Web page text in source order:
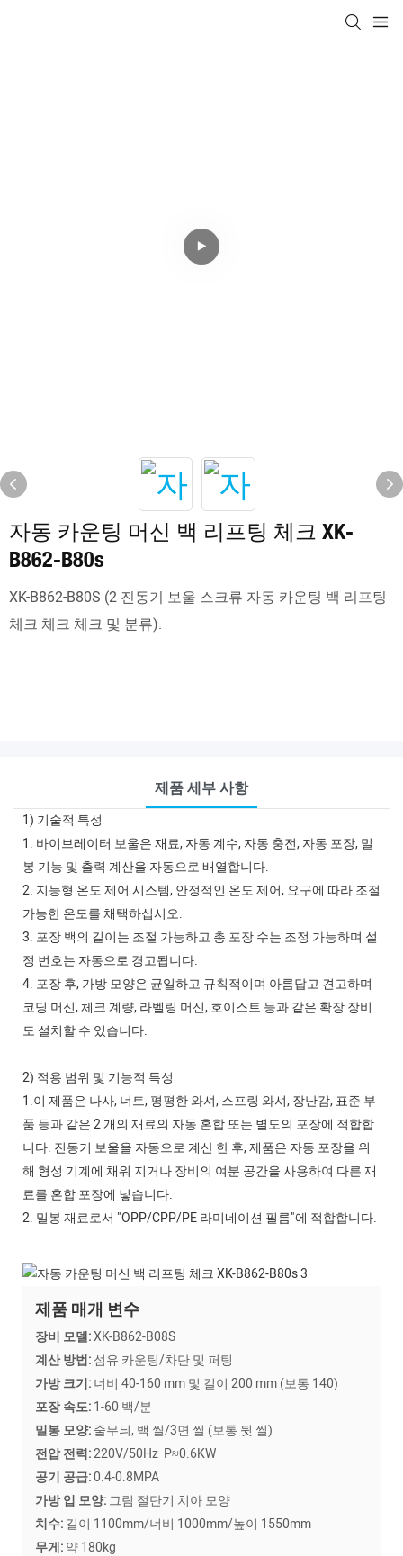
자동 카운팅 머신 백 리프팅 체크 XK-
B862-B80s
XK-B862-B80S (2 진동기 보울 스크류 자동 카운팅 백 리프팅
체크 체크 체크 및 분류).
제품 세부 사항
1) 기술적 특성
1. 바이브레이터 보울은 재료, 자동 계수, 자동 충전, 자동 포장, 밀
봉 기능 및 출력 계산을 자동으로 배열합니다.
2. 지능형 온도 제어 시스템, 안정적인 온도 제어, 요구에 따라 조절
가능한 온도를 채택하십시오.
3. 포장 백의 길이는 조절 가능하고 총 포장 수는 조정 가능하며 설
정 번호는 자동으로 경고됩니다.
4. 포장 후, 가방 모양은 균일하고 규칙적이며 아름답고 견고하며
코딩 머신, 체크 계량, 라벨링 머신, 호이스트 등과 같은 확장 장비
도 설치할 수 있습니다.
2) 적용 범위 및 기능적 특성
1.이 제품은 나사, 너트, 평평한 와셔, 스프링 와셔, 장난감, 표준 부
품 등과 같은 2 개의 재료의 자동 혼합 또는 별도의 포장에 적합합
니다. 진동기 보울을 자동으로 계산 한 후, 제품은 자동 포장을 위
해 형성 기계에 채워 지거나 장비의 여분 공간을 사용하여 다른 재
료를 혼합 포장에 넣습니다.
2. 밀봉 재료로서 "OPP/CPP/PE 라미네이션 필름"에 적합합니다.
제품 매개 변수
장비 모델:XK-B862-B08S
계산 방법:섬유 카운팅/차단 및 퍼팅
가방 크기:너비 40-160 mm 및 길이 200 mm (보통 140)
포장 속도:1-60 백/분
밀봉 모양:줄무늬, 백 씰/3면 씰 (보통 뒷 씰)
전압 전력:220V/50Hz P≈0.6KW
공기 공급:0.4-0.8MPA
가방 입 모양:그림 절단기 치아 모양
치수:길이 1100mm/너비 1000mm/높이 1550mm
무게:약 180kg